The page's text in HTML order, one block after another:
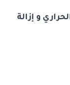
و إزالة